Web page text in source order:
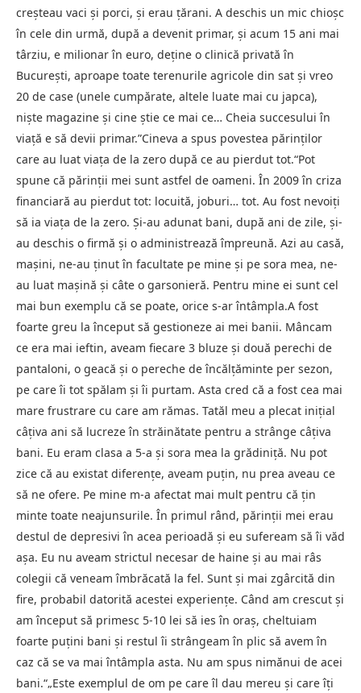
creșteau vaci și porci, și erau țărani. A deschis un mic chioșc
în cele din urmă, după a devenit primar, și acum 15 ani mai
târziu, e milionar în euro, deține o clinică privată în
București, aproape toate terenurile agricole din sat și vreo
20 de case (unele cumpărate, altele luate mai cu japca),
niște magazine și cine știe ce mai ce… Cheia succesului în
viață e să devii primar.”Cineva a spus povestea părinților
care au luat viața de la zero după ce au pierdut tot.“Pot
spune că părinții mei sunt astfel de oameni. În 2009 în criza
financiară au pierdut tot: locuită, joburi… tot. Au fost nevoiți
să ia viața de la zero. Și-au adunat bani, după ani de zile, și-
au deschis o firmă și o administrează împreună. Azi au casă,
mașini, ne-au ținut în facultate pe mine și pe sora mea, ne-
au luat mașină și câte o garsonieră. Pentru mine ei sunt cel
mai bun exemplu că se poate, orice s-ar întâmpla.A fost
foarte greu la început să gestioneze ai mei banii. Mâncam
ce era mai ieftin, aveam fiecare 3 bluze și două perechi de
pantaloni, o geacă și o pereche de încălțăminte per sezon,
pe care îi tot spălam și îi purtam. Asta cred că a fost cea mai
mare frustrare cu care am rămas. Tatăl meu a plecat inițial
câțiva ani să lucreze în străinătate pentru a strânge câțiva
bani. Eu eram clasa a 5-a și sora mea la grădiniță. Nu pot
zice că au existat diferențe, aveam puțin, nu prea aveau ce
să ne ofere. Pe mine m-a afectat mai mult pentru că țin
minte toate neajunsurile. În primul rând, părinții mei erau
destul de depresivi în acea perioadă și eu sufeream să îi văd
așa. Eu nu aveam strictul necesar de haine și au mai râs
colegii că veneam îmbrăcată la fel. Sunt și mai zgârcită din
fire, probabil datorită acestei experiențe. Când am crescut și
am început să primesc 5-10 lei să ies în oraș, cheltuiam
foarte puțini bani și restul îi strângeam în plic să avem în
caz că se va mai întâmpla asta. Nu am spus nimănui de acei
bani.“„Este exemplul de om pe care îl dau mereu și care îți